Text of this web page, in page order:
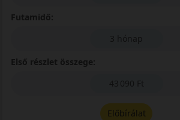
Futamidő:
3 hónap
Első részlet összege:
43 090 Ft
Előbírálat